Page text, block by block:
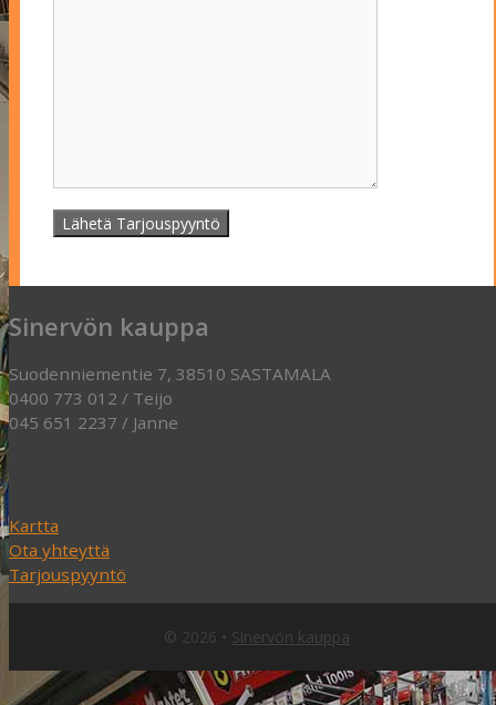
Sinervön kauppa
Suodenniementie 7, 38510 SASTAMALA
0400 773 012 / Teijo
045 651 2237 / Janne
Kartta
Ota yhteyttä
Tarjouspyyntö
© 2026 • Sinervön kauppa